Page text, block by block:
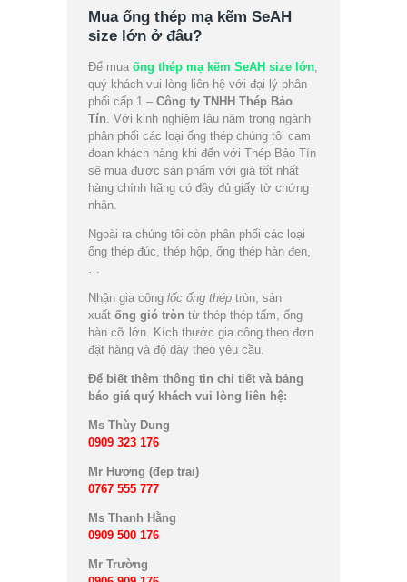
Mua ống thép mạ kẽm SeAH
size lớn ở đâu?
Để muaống thép mạ kẽm SeAH size lớn,
quý khách vui lòng liên hệ với đại lý phân
phối cấp 1 –Công ty TNHH Thép Bảo
Tín. Với kinh nghiệm lâu năm trong ngành
phân phối các loại ống thép chúng tôi cam
đoan khách hàng khi đến với Thép Bảo Tín
sẽ mua được sản phẩm với giá tốt nhất
hàng chính hãng có đầy đủ giấy tờ chứng
nhận.
Ngoài ra chúng tôi còn phân phối các loại
ống thép đúc, thép hộp, ống thép hàn đen,
…
Nhận gia cônglốc ống thép tròn, sản
xuấtống gió tròn từ thép thép tấm, ống
hàn cỡ lớn. Kích thước gia công theo đơn
đặt hàng và độ dày theo yêu cầu.
Để biết thêm thông tin chi tiết và bảng
báo giá quý khách vui lòng liên hệ:
Ms Thùy Dung
0909 323 176
Mr Hương (đẹp trai)
0767 555 777
Ms Thanh Hằng
0909 500 176
Mr Trường